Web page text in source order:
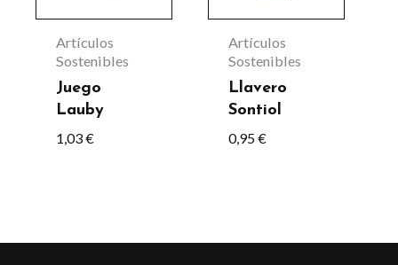
Artículos
Sostenibles
Juego
Lauby
1,03€
Artículos
Sostenibles
Llavero
Sontiol
0,95€
Las
opciones
se
pueden
elegir